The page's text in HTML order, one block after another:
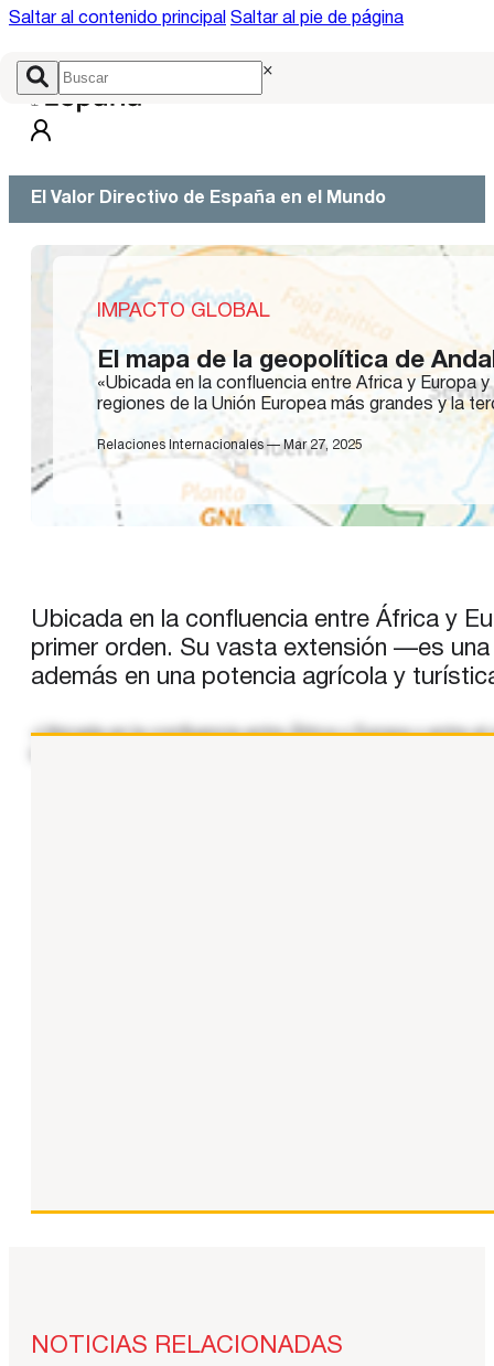
Saltar al contenido principal Saltar al pie de página
×
El Valor Directivo de España en el Mundo
IMPACTO GLOBAL
El mapa de la geopolítica de
«Ubicada en la confluencia entre África y Europa
regiones de la Unión Europea más grandes y la
Relaciones Internacionales — Mar 27, 2025
Ubicada en la confluencia entre África y
primer orden. Su vasta extensión —es
además en una potencia agrícola y
«Ubicada en la confluencia entre África y Europa y entre
NOTICIAS RELACIONADAS